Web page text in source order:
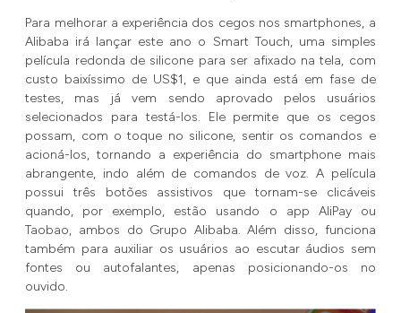
Para melhorar a experiência dos cegos nos smartphones, a
Alibaba irá lançar este ano o Smart Touch, uma simples
película redonda de silicone para ser afixado na tela, com
custo baixíssimo de US$1, e que ainda está em fase de
testes, mas já vem sendo aprovado pelos usuários
selecionados para testá-los. Ele permite que os cegos
possam, com o toque no silicone, sentir os comandos e
acioná-los, tornando a experiência do smartphone mais
abrangente, indo além de comandos de voz. A película
possui três botões assistivos que tornam-se clicáveis
quando, por exemplo, estão usando o app AliPay ou
Taobao, ambos do Grupo Alibaba. Além disso, funciona
também para auxiliar os usuários ao escutar áudios sem
fontes ou autofalantes, apenas posicionando-os no
ouvido.